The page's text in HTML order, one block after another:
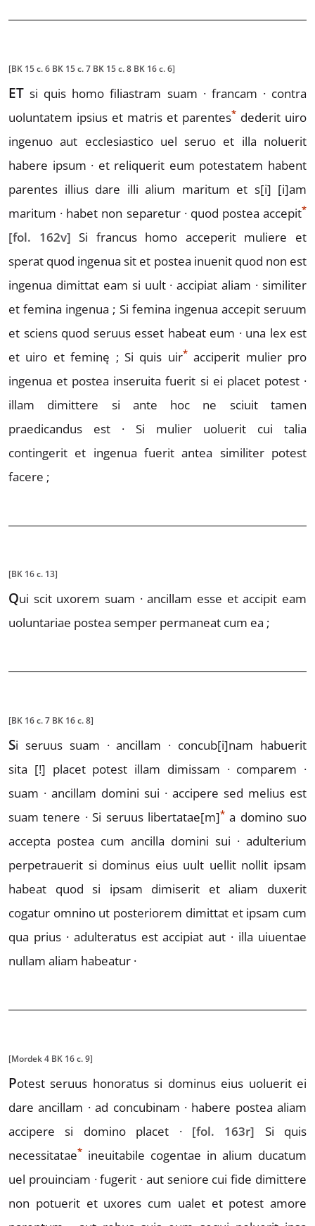
[BK 15 c. 6 BK 15 c. 7 BK 15 c. 8 BK 16 c. 6]
ET si quis homo filiastram suam · francam · contra
uoluntatem ipsius et matris et parentes* dederit uiro
ingenuo aut ecclesiastico uel seruo et illa noluerit
habere ipsum · et reliquerit eum potestatem habent
parentes illius dare illi alium maritum et s[i] [i]am
maritum · habet non separetur · quod postea accepit*
[fol. 162v] Si francus homo acceperit muliere et
sperat quod ingenuasit et postea inuenit quod non est
ingenua dimittat eam si uult ·accipiat aliam · similiter
et femina ingenua ; Si femina ingenua accepit seruum
et sciens quod seruus esset habeat eum · una lex est
et uiro et feminę ; Si quis uir*acciperit mulier pro
ingenua et postea inseruita fuerit si ei placet potest ·
illam dimittere si ante hoc ne sciuit tamen
praedicandus est · Si mulier uoluerit cui talia
contingerit et ingenua fueritantea similiter potest
facere ;
[BK 16 c. 13]
Qui scit uxorem suam ·ancillam esse et accipit eam
uoluntariae postea semper permaneat cum ea ;
[BK 16 c. 7 BK 16 c. 8]
Si seruus suam · ancillam · concub[i]nam habuerit
sita [!] placet potest illam dimissam · comparem ·
suam · ancillam domini sui · accipere sed melius est
suam tenere ·Si seruus libertatae[m]*a domino suo
accepta postea cum ancilla domini sui · adulterium
perpetrauerit si dominus eius uult uellit nollit ipsam
habeat quod si ipsam dimiserit et aliam duxerit
cogatur omnino ut posteriorem dimittat et ipsam cum
qua prius · adulteratus est accipiat aut · illa uiuentae
nullam aliam habeatur ·
[Mordek 4 BK 16 c. 9]
Potest seruus honoratus si dominus eius uoluerit ei
dare ancillam · ad concubinam · habere postea aliam
accipere si domino placet · [fol. 163r]
Si quis
necessitatae* ineuitabile cogentae in alium ducatum
uel prouinciam · fugerit · aut seniore cui fide dimittere
non potuerit et uxores cum ualet et potest amore